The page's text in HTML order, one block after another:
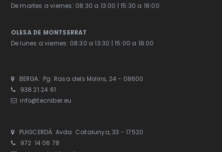
De martes a viernes: 08:30 a 13:00 | 15:30 a 18:00
OLESA DE MONTSERRAT
De lunes a viernes: 08:30 a 13:30 | 15:00 a 18:00
BERGA: Pg. Rasa dels Molins, 24 - 08600
938 21 24 61
info@tecniber.eu
PUIGCERDÀ: Avda. Catalunya, 33 - 17520
972 14 06 78